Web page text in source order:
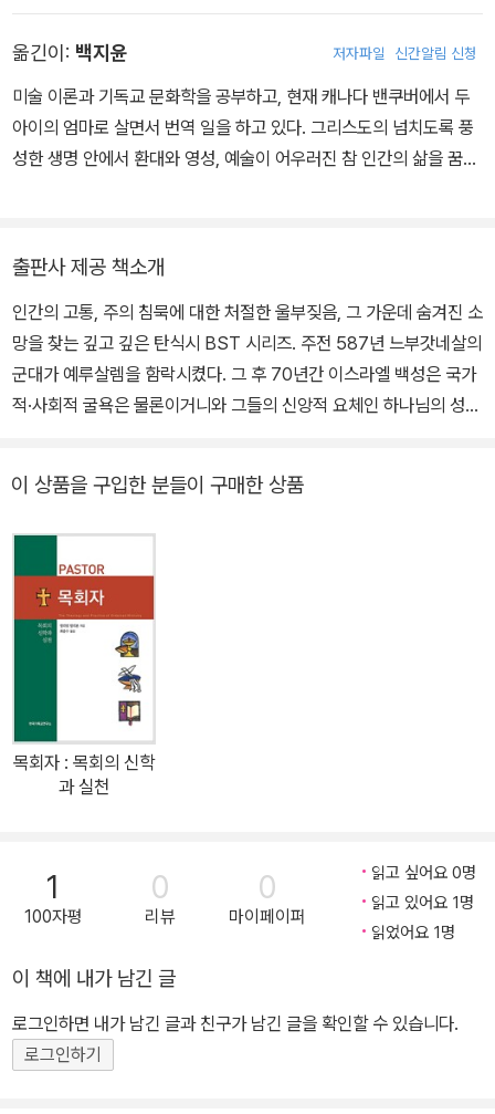
의 한가운데서 고통의 의미를 묻는 그리스도인들에게 이보다 깊은 묵
상 거리를 주는 책은 없을 것이다!
방대학의 학장 및 총장으로 섬기면서 학생들을 가르쳤다. 현재는 제3
세계에 속한 목회자와 리더를 교육과 문서운동으로 섬기는 랭햄 파트
너십 인터내셔널에서 국제 사역 디렉터로 일하고 있다. 저서로는 『전
도서, 당혹스러운 세상에서 믿음을 묻다』, 『회복하시는 하나님』, 『구
이 있다.
옮긴이: 백지윤 저자파일 신간알림 신청
미술 이론과 기독교 문화학을 공부하고, 현재 캐나다 밴쿠버에서 두
아이의 엄마로 살면서 번역 일을 하고 있다. 그리스도의 넘치도록 풍
성한 생명 안에서 환대와 영성, 예술이 어우러진 참 인간의 삶을 꿈꾼
출판사 제공 책소개
인간의 고통, 주의 침묵에 대한 처절한 울부짖음, 그 가운데 숨겨진 소
망을 찾는 깊고 깊은 탄식시 BST 시리즈. 주전 587년 느부갓네살의
군대가 예루살렘을 함락시켰다. 그 후 70년간 이스라엘 백성은 국가
적·사회적 굴욕은 물론이거니와 그들의 신앙적 요체인 하나님의 성전
렀다. 모든 것이 사라졌다. 이때 눈물에 잠겼으나 믿기 힘들 정도로 아
름답고 섬세한 다섯 개의 시가 나온다. 히브리어 알파벳을 따라 구성
된 이 시는 죄와 반역, 그에 따른 하나님의 진노의 원인, 그리고 심판
의 도구가 누구인지 밝힌다. 또한 힘든 시기에 실종된 하나님의 소리,
곧 그분의 침묵에서 답을 찾도록 돕는다. 이 탄식시는 당시 울부짖는
이스라엘에게 그랬듯이, 여전히 고통에 신음하는 오늘날 그리스도인
들에게도 소망이 될 것이다. 존 스토트의 후계자라고도 불리는 크리
스토퍼 라이트는 구약학자로서 명성이 자자하다. 특히 그리스도인들
에게 대선지서를 알리는 데 안내자 역할을 톡톡히 했다. 이번에 출간
된 책은 『BST 예레미야애가』로, 『BST 예레미야』에 이어 나온 그의
부른다. 시는 히브리어 알파벳 순서를 따르는 ‘아크로스틱’ 형식을 활
용한 다섯 개의 시로 구성되어 있다. 영어처럼 우리말로도 히브리 시
의 문학적 구성과 강렬한 정서를 제대로 느낄 수 없다는 점은 안타깝
게 슬픔을 노래하는 시는 이해하기 힘들고 낯설게 느껴졌을지도 모른
다. 그러나 저자의 열정적인 설명 덕분에, 독자들은 이 시들이 가리키
는 바를 입체적으로 파악할 수 있게 되었다. 하나님의 선민이라고 자
이 상품을 구입한 분들이 구매한 상품
목회자 : 목회의 신학
과 실천
1
100자평
0
리뷰
0
마이페이퍼
읽고 싶어요 0명
읽고 있어요 1명
읽었어요 1명
이 책에 내가 남긴 글
로그인하면 내가 남긴 글과 친구가 남긴 글을 확인할 수 있습니다.
로그인하기